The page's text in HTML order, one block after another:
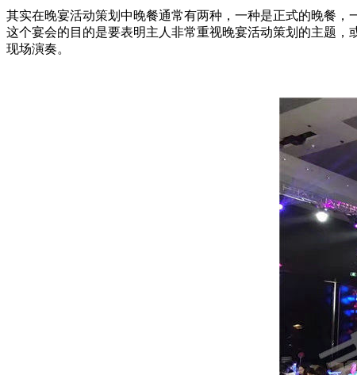
其实在晚宴活动策划中晚餐通常有两种，一种是正式的晚餐，
这个宴会的目的是要表明主人非常重视晚宴活动策划的主题
现场演奏。